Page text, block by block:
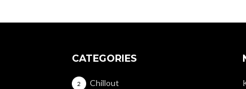
CATEGORIES
Chillout
2